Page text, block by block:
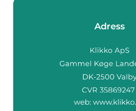
Adress
web: